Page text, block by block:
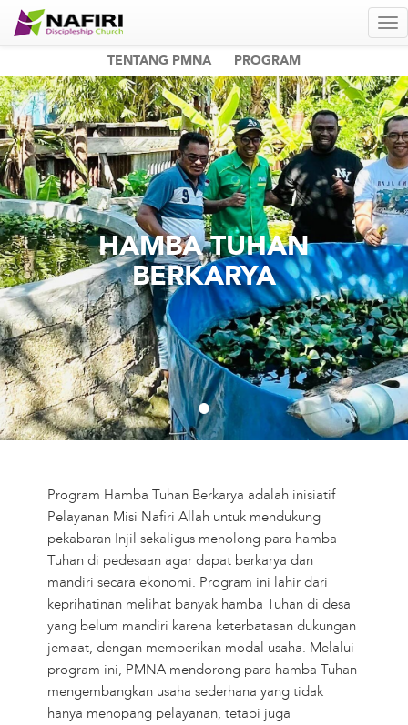
TENTANG PMNA PROGRAM
HAMBA TUHAN
BERKARYA
Program Hamba Tuhan Berkarya adalah inisiatif
Pelayanan Misi Nafiri Allah untuk mendukung
pekabaran Injil sekaligus menolong para hamba
Tuhan di pedesaan agar dapat berkarya dan
mandiri secara ekonomi. Program ini lahir dari
keprihatinan melihat banyak hamba Tuhan di desa
yang belum mandiri karena keterbatasan dukungan
jemaat, dengan memberikan modal usaha. Melalui
program ini, PMNA mendorong para hamba Tuhan
mengembangkan usaha sederhana yang tidak
hanya menopang pelayanan, tetapi juga